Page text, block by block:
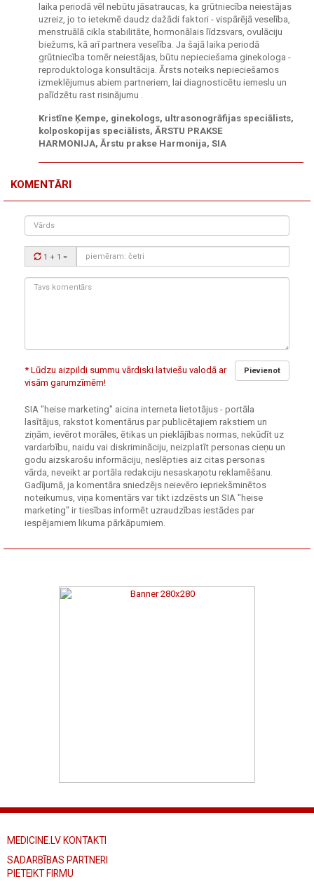
laika periodā vēl nebūtu jāsatraucas, ka grūtniecība neiestājas
uzreiz, jo to ietekmē daudz dažādi faktori - vispārējā veselība,
menstruālā cikla stabilitāte, hormonālais līdzsvars, ovulāciju
biežums, kā arī partnera veselība. Ja šajā laika periodā
grūtniecība tomēr neiestājas, būtu nepieciešama ginekologa -
reproduktologa konsultācija. Ārsts noteiks nepieciešamos
izmeklējumus abiem partneriem, lai diagnosticētu iemeslu un
palīdzētu rast risinājumu .
Kristīne Ķempe, ginekologs, ultrasonogrāfijas speciālists,
kolposkopijas speciālists, ĀRSTU PRAKSE
HARMONIJA, Ārstu prakse Harmonija, SIA
KOMENTĀRI
Vārds
Drošības
kods:
1 + 1 =
Tavs
Pievienot
* Lūdzu aizpildi summu vārdiski latviešu valodā ar
visām garumzīmēm!
SIA "heise marketing" aicina interneta lietotājus - portāla
lasītājus, rakstot komentārus par publicētajiem rakstiem un
ziņām, ievērot morāles, ētikas un pieklājības normas, nekūdīt uz
vardarbību, naidu vai diskrimināciju, neizplatīt personas cieņu un
godu aizskarošu informāciju, neslēpties aiz citas personas
vārda, neveikt ar portāla redakciju nesaskaņotu reklamēšanu.
Gadījumā, ja komentāra sniedzējs neievēro iepriekšminētos
noteikumus, viņa komentārs var tikt izdzēsts un SIA "heise
marketing" ir tiesības informēt uzraudzības iestādes par
iespējamiem likuma pārkāpumiem.
MEDICINE.LV KONTAKTI
SADARBĪBAS PARTNERI
PIETEIKT FIRMU